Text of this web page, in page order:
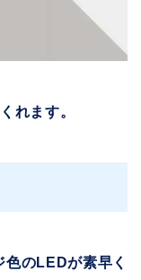
れます。
色のLEDが素早く